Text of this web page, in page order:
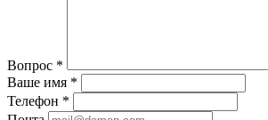
Вопрос *
Ваше имя *
Телефон *